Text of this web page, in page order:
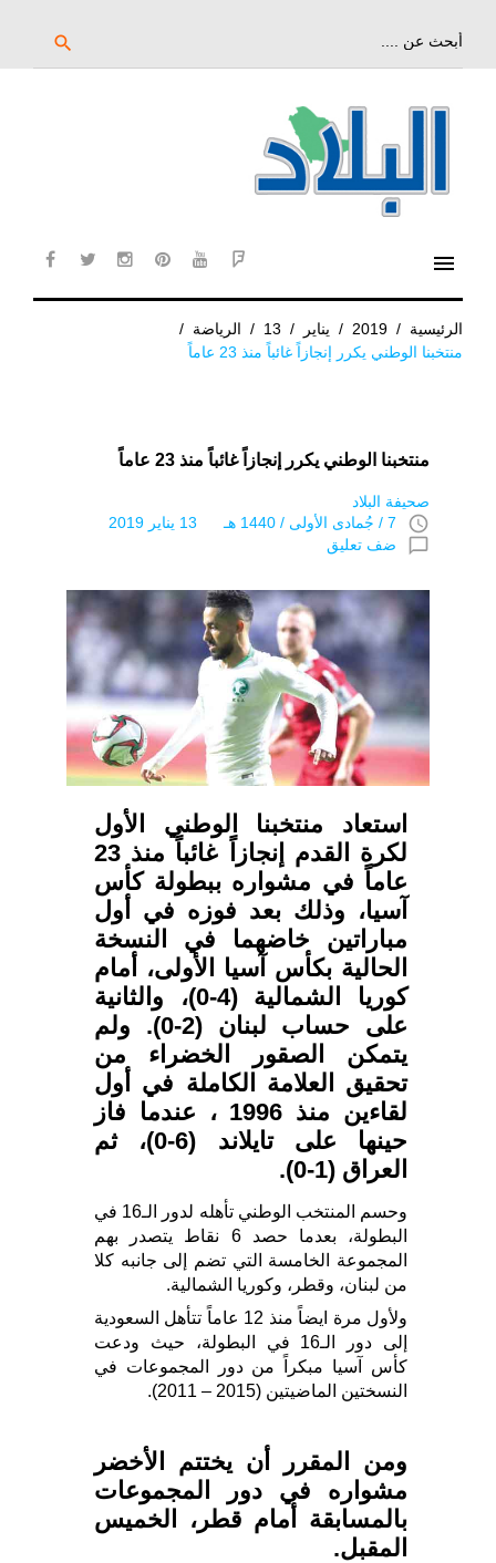
search
menu
الرئيسية /
2019
/ يناير /
13
/ الرياضة /
منتخبنا الوطني يكرر إنجازاً غائباً منذ 23 عاماً
منتخبنا الوطني يكرر إنجازاً غائباً منذ 23 عاماً
صحيفة البلاد
access_time 7 / جُمادى اﻷولى / 1440 هـ 13 يناير 2019
chat_bubble_outline ضف تعليق
استعاد منتخبنا الوطني الأول
لكرة القدم إنجازاً غائباً منذ 23
عاماً في مشواره ببطولة كأس
آسيا، وذلك بعد فوزه في أول
مباراتين خاضهما في النسخة
الحالية بكأس آسيا الأولى، أمام
كوريا الشمالية (4-0)، والثانية
على حساب لبنان (2-0). ولم
يتمكن الصقور الخضراء من
تحقيق العلامة الكاملة في أول
لقاءين منذ 1996 ، عندما فاز
حينها على تايلاند (6-0)، ثم
العراق (1-0).
وحسم المنتخب الوطني تأهله لدور الـ16 في
البطولة، بعدما حصد 6 نقاط يتصدر بهم
المجموعة الخامسة التي تضم إلى جانبه كلا
من لبنان، وقطر، وكوريا الشمالية.
ولأول مرة ايضاً منذ 12 عاماً تتأهل السعودية
إلى دور الـ16 في البطولة، حيث ودعت
كأس آسيا مبكراً من دور المجموعات في
النسختين الماضيتين (2015 – 2011).
ومن المقرر أن يختتم الأخضر
مشواره في دور المجموعات
بالمسابقة أمام قطر، الخميس
المقبل.